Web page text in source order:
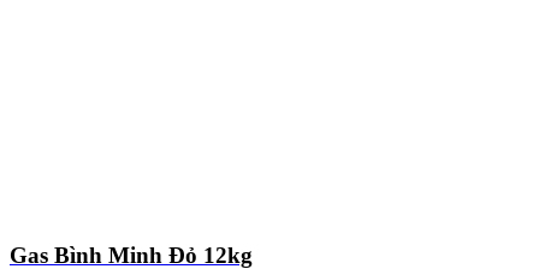
Gas Bình Minh Đỏ 12kg